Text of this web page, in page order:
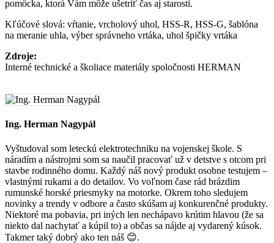
pomôcka, ktorá Vám môže ušetriť čas aj starosti.
Kľúčové slová: vŕtanie, vrcholový uhol, HSS-R, HSS-G, šablóna
na meranie uhla, výber správneho vrtáka, uhol špičky vrtáka
Zdroje:
Interné technické a školiace materiály spoločnosti HERMAN
Ing. Herman Nagypál
Vyštudoval som leteckú elektrotechniku na vojenskej škole. S
náradím a nástrojmi som sa naučil pracovať už v detstve s otcom pri
stavbe rodinného domu. Každý náš nový produkt osobne testujem –
vlastnými rukami a do detailov. Vo voľnom čase rád brázdim
rumunské horské priesmyky na motorke. Okrem toho sledujem
novinky a trendy v odbore a často skúšam aj konkurenčné produkty.
Niektoré ma pobavia, pri iných len nechápavo krútim hlavou (že sa
niekto dal nachytať a kúpil to) a občas sa nájde aj vydarený kúsok.
Takmer taký dobrý ako ten náš 😊.